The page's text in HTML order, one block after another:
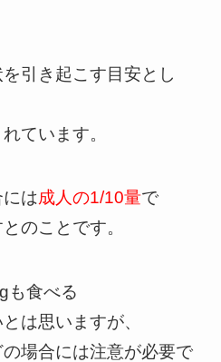
引き起こす目安とし
れています。
は成人の1/10量で
のことです。
も食べる
は思いますが、
場合には注意が必要で